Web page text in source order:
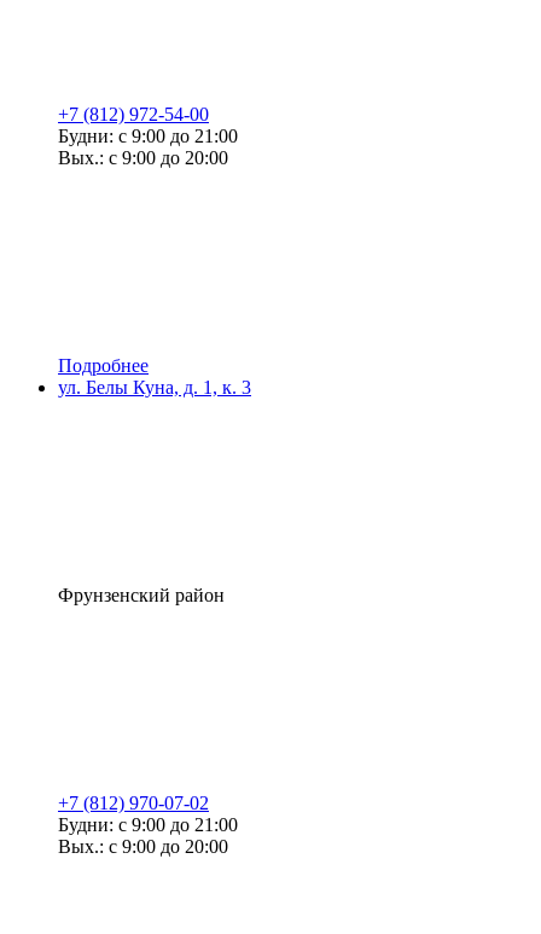
+7 (812) 972-54-00
Будни: с 9:00 до 21:00
Вых.: с 9:00 до 20:00
Подробнее
ул. Белы Куна, д. 1, к. 3
Фрунзенский район
+7 (812) 970-07-02
Будни: с 9:00 до 21:00
Вых.: с 9:00 до 20:00